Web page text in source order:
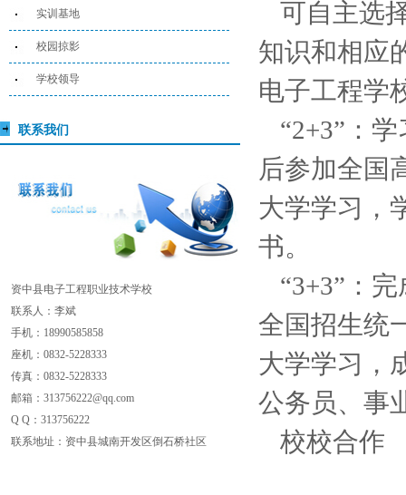
实训基地
校园掠影
学校领导
联系我们
资中县电子工程职业技术学校
联系人：李斌
手机：18990585858
座机：0832-5228333
传真： 0832-5228333
邮箱：313756222@qq.com
Q Q： 313756222
联系地址：资中县城南开发区倒石桥社区
可自主选
知识和相应
电子工程
“2+3”：
后参加全国
大学学习，
书。
“3+3”：
全国招生统
大学学习，
公务员、事
校校合作